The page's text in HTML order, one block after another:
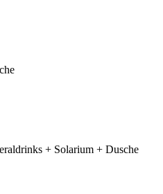
+ Solarium + Dusche